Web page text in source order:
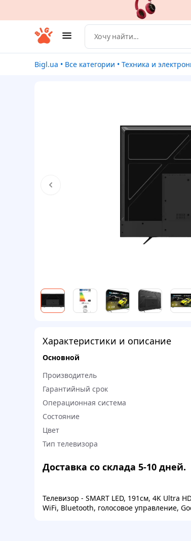
Bigl.ua • Все категории • Техника и
Характеристики и описание
Основной
Производитель
Гарантийный срок
Операционная система
Состояние
Цвет
Тип телевизора
Доставка со склада 5-10 дней.
Телевизор - SMART LED, 191см, 4K Ultra
WiFi, Bluetooth, голосовое управление,